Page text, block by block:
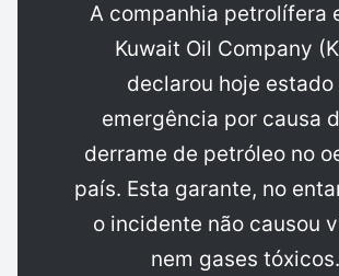
A companhia petrolífera
Kuwait Oil Company
declarou hoje estado
emergência por causa
derrame de petróleo no
país. Esta garante, no
o incidente não causou
nem gases tóxicos.